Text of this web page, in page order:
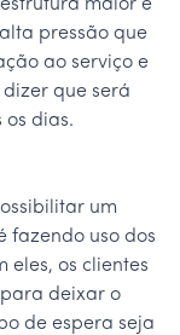
maior e
pressão que
ao serviço e
que será
os dias.
um
fazendo uso dos
eles, os clientes
deixar o
de espera seja